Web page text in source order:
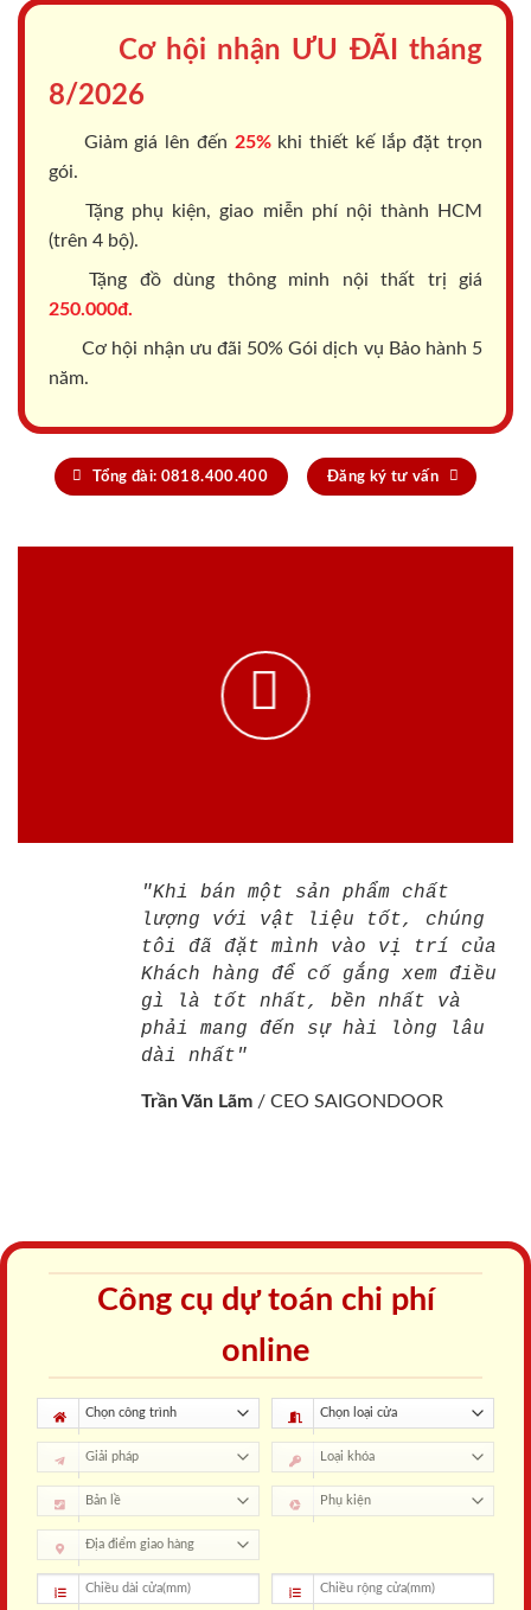
Cơ hội nhận ƯU ĐÃI tháng
8/2026
Giảm giá lên đến 25%khi thiết kế lắp đặt trọn
gói.
Tặng phụ kiện, giao miễn phí nội thành HCM
(trên 4 bộ).
Tặng đồ dùng thông minh nội thất trị giá
250.000đ.
Cơ hội nhận ưu đãi 50% Gói dịch vụ Bảo hành 5
năm.
Tổng đài: 0818.400.400 Đăng ký tư vấn
"Khi bán một sản phẩm chất
lượng với vật liệu tốt, chúng
tôi đã đặt mình vào vị trí của
Khách hàng để cố gắng xem điều
gì là tốt nhất, bền nhất và
phải mang đến sự hài lòng lâu
dài nhất"
Trần Văn Lãm / CEO SAIGONDOOR
Công cụ dự toán chi phí
online